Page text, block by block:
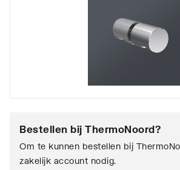
Bestellen bij ThermoNoord?
Om te kunnen bestellen bij
zakelijk account nodig.